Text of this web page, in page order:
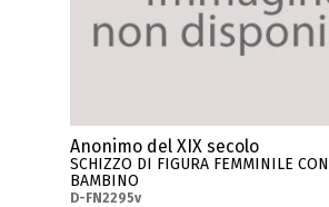
Anonimo del XIX secolo
SCHIZZO DI FIGURA FEMMINILE CON
BAMBINO
D-FN2295v